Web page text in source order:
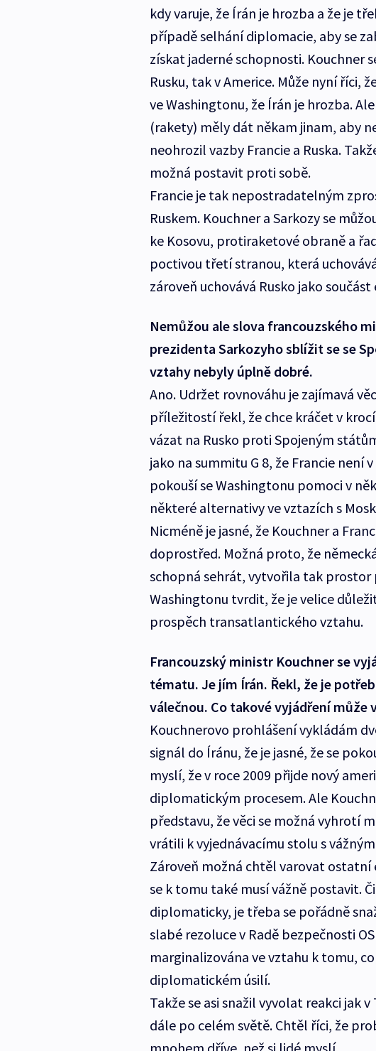
kdy varuje, že Írán je hrozba a že je
případě selhání diplomacie, aby se
získat jaderné schopnosti. Kouchner
Rusku, tak v Americe. Může nyní říci,
ve Washingtonu, že Írán je hrozba.
(rakety) měly dát někam jinam, aby
neohrozil vazby Francie a Ruska.
možná postavit proti sobě.
Francie je tak nepostradatelným
Ruskem. Kouchner a Sarkozy se
ke Kosovu, protiraketové obraně a
poctivou třetí stranou, která
zároveň uchovává Rusko jako
Nemůžou ale slova francouzského
prezidenta Sarkozyho sblížit se se
vztahy nebyly úplně dobré.
Ano. Udržet rovnováhu je zajímavá
příležitostí řekl, že chce kráčet v
vázat na Rusko proti Spojeným
jako na summitu G 8, že Francie není
pokouší se Washingtonu pomoci v
některé alternativy ve vztazích s
Nicméně je jasné, že Kouchner a
doprostřed. Možná proto, že
schopná sehrát, vytvořila tak prostor
Washingtonu tvrdit, že je velice
prospěch transatlantického vztahu.
Francouzský ministr Kouchner se
tématu. Je jím Írán. Řekl, že je
válečnou. Co takové vyjádření může
Kouchnerovo prohlášení vykládám
signál do Íránu, že je jasné, že se
myslí, že v roce 2009 přijde nový
diplomatickým procesem. Ale
představu, že věci se možná vyhrotí
vrátili k vyjednávacímu stolu s
Zároveň možná chtěl varovat ostatní
se k tomu také musí vážně postavit.
diplomaticky, je třeba se pořádně
slabé rezoluce v Radě bezpečnosti
marginalizována ve vztahu k tomu,
diplomatickém úsilí.
Takže se asi snažil vyvolat reakci jak
dále po celém světě. Chtěl říci, že